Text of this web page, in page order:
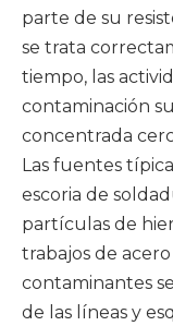
parte de su
se trata
tiempo, las
contaminación
concentrada
Las fuentes
escoria de
partículas de
trabajos de
contaminantes
de las líneas y